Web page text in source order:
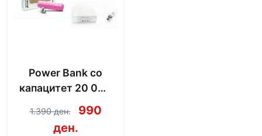
Power Bank со
капацитет 20 000
mAh + кабел за
полнење
1.390 ден.
990
ден.